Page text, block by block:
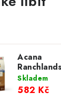
Acana
Skladem
582 Kč